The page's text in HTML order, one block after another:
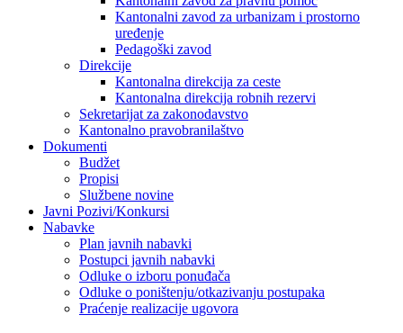
Kantonalni zavod za urbanizam i prostorno
uređenje
Pedagoški zavod
Direkcije
Kantonalna direkcija za ceste
Kantonalna direkcija robnih rezervi
Sekretarijat za zakonodavstvo
Kantonalno pravobranilaštvo
Dokumenti
Budžet
Propisi
Službene novine
Javni Pozivi/Konkursi
Nabavke
Plan javnih nabavki
Postupci javnih nabavki
Odluke o izboru ponuđača
Odluke o poništenju/otkazivanju postupaka
Praćenje realizacije ugovora